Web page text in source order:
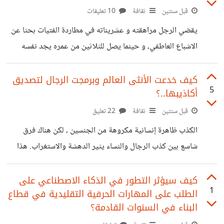
أن أغلب المدافعات عن حقوق المرأة لا يمتلكن الجمال و الأنوثة،
فشخصيتهن ذكورية أكثر من الرجال، فمن النادر جدا أن نصادف
نسوية جذابة و مثيرة
قبل سنتين ثقافة
يقضي الرجل مراهقته و عشريناته في مطاردة الفتيات بحثا عن
الاشباع العاطفي، و حينما يصل للثلاثين من عمره يجد نفسه
خالي الوفاض من أي شهادة تعليمية عليا و بلا وظيفة و لا تجارة،
و فارغ الجناب من أي حرفة أو مهارة مطلوبة في سوق الشغل،
مما يجعل مستقبل بالكامل في مف عفريت و يضع حياته
الاجتماعية على شفا جرف هار، و بالتالي يصبح مرفوضا و منبوذا
في سوق العلاقات سواء الشرعية منها أو غير الشرعية، لأنه بدل
أن يركز على
5
كيف خدعت الأنثى العالم وبرمجت الرجال لتصديق
أكاذيبها..؟
قبل سنتين ثقافة
الكذب ظاهرة إنسانية مكروهة من الجنسين ، لكن هناك فرق
شاسع بين كذب الرجال والنساء يثير الدهشة والاستغراب. هذا
الاختلاف الجوهري ليس مجرد إشاعة أو افتراض أو تحيز ذكوري
، بل حقيقة علمية مدعومة بالأدلة والبراهين.‏فالرجال، في كذبهم،
يميلون إلى المبالغة والتفاخر. كذبهم غالباً ما يكون مباشراً
وواضحاً، يهدف إلى تضخيم إنجازاتهم أو إخفاء أخطائهم. فترى
1
كيف سيؤثر التطور في الذكاء الاصطناعي على
الطلب على المهارات الحرفية التقليدية في قطاع
البناء في السنوات القادمة؟